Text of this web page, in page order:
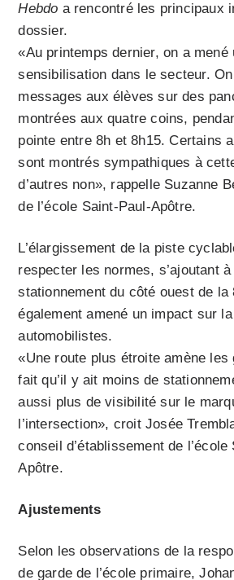
Hebdo a rencontré les principaux
dossier.
«Au printemps dernier, on a mené
sensibilisation dans le secteur.
messages aux élèves sur des
montrées aux quatre coins,
pointe entre 8h et 8h15. Certains
sont montrés sympathiques à
d’autres non», rappelle Suzanne
de l’école Saint-Paul-Apôtre.
L’élargissement de la piste
respecter les normes, s’ajoutant
stationnement du côté ouest de la
également amené un impact sur
automobilistes.
«Une route plus étroite amène les
fait qu’il y ait moins de
aussi plus de visibilité sur le
l’intersection», croit Josée
conseil d’établissement de l’école
Apôtre.
Ajustements
Selon les observations de la
de garde de l’école primaire,